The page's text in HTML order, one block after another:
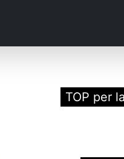
TOP per